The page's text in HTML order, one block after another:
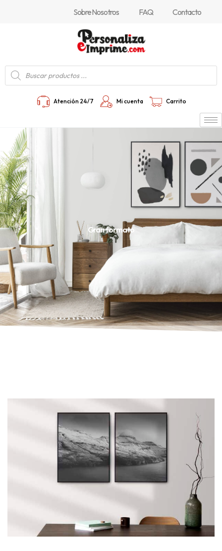
Sobre Nosotros FAQ Contacto
Búsqueda
de
productos
Atención 24/7 Mi cuenta Carrito
Gran formato